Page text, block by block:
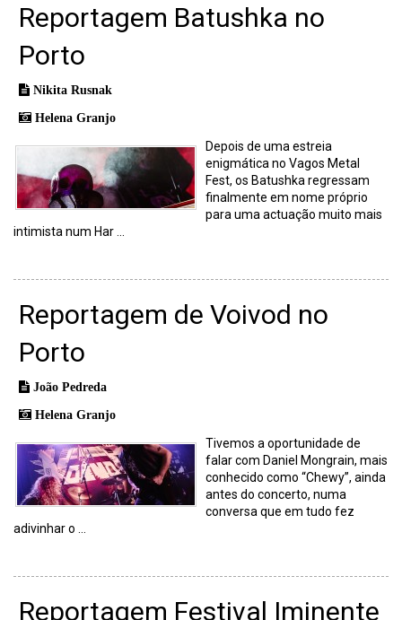
Reportagem Batushka no
Porto
Nikita Rusnak
Helena Granjo
Depois de uma estreia
enigmática no Vagos Metal
Fest, os Batushka regressam
finalmente em nome próprio
para uma actuação muito mais
intimista num Har ...
Reportagem de Voivod no
Porto
João Pedreda
Helena Granjo
Tivemos a oportunidade de
falar com Daniel Mongrain, mais
conhecido como “Chewy”, ainda
antes do concerto, numa
conversa que em tudo fez
adivinhar o ...
Reportagem Festival Iminente